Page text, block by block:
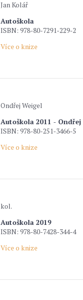
Jan Kolář
Autoškola
ISBN: 978-80-7291-229-2
Více o knize
Ondřej Weigel
Autoškola 2011 - Ondřej
ISBN: 978-80-251-3466-5
Více o knize
kol.
Autoškola 2019
ISBN: 978-80-7428-344-4
Více o knize